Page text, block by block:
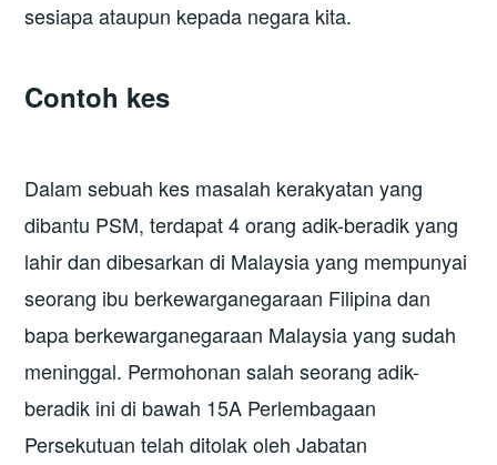
sesiapa ataupun kepada negara kita.
Contoh kes
Dalam sebuah kes masalah kerakyatan yang
dibantu PSM, terdapat 4 orang adik-beradik yang
lahir dan dibesarkan di Malaysia yang mempunyai
seorang ibu berkewarganegaraan Filipina dan
bapa berkewarganegaraan Malaysia yang sudah
meninggal. Permohonan salah seorang adik-
beradik ini di bawah 15A Perlembagaan
Persekutuan telah ditolak oleh Jabatan